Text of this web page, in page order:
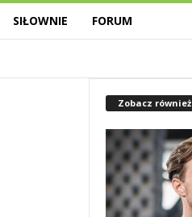
SIŁOWNIE FORUM
Zobacz również